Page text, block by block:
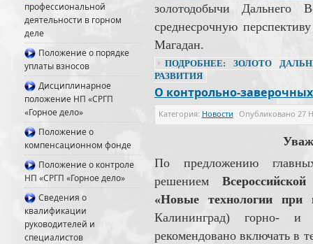
золотодобычи Дальнего
среднесрочную
Магадан.
ПОДРОБНЕЕ: ЗОЛОТО
РАЗВИТИЯ
О контрольно-
Категория: Новости Опубликовано 27
По предложению
решением
«Новые технологии при
Калининград) горно- и
рекомендовано включать в
профессиональной
деятельности в горном
деле
Положение о порядке
уплаты взносов
Дисциплинарное
положение НП «СРГП
«Горное дело»
Положение о
компенсационном фонде
Положение о контроле
НП «СРГП «Горное дело»
Сведения о
квалификации
руководителей и
специалистов